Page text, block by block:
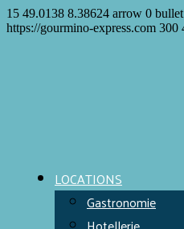
15 49.0138 8.38624 arrow 0 bullet
https://gourmino-express.com 300
LOCATIONS
Gastronomie